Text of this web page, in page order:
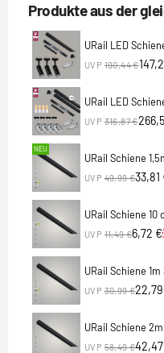
Produkte aus der
URail LED
matt + 3 LED-
UVP 190,44 €
URail LED
Schwarz matt +
UVP 316,87 €
NEU
URail Schiene
33,81
UVP 49,99 €
URail Schiene
6,72 €
UVP 11,49 €
URail Schiene
UVP 30,99 €
URail Schiene
UVP 58,49 €